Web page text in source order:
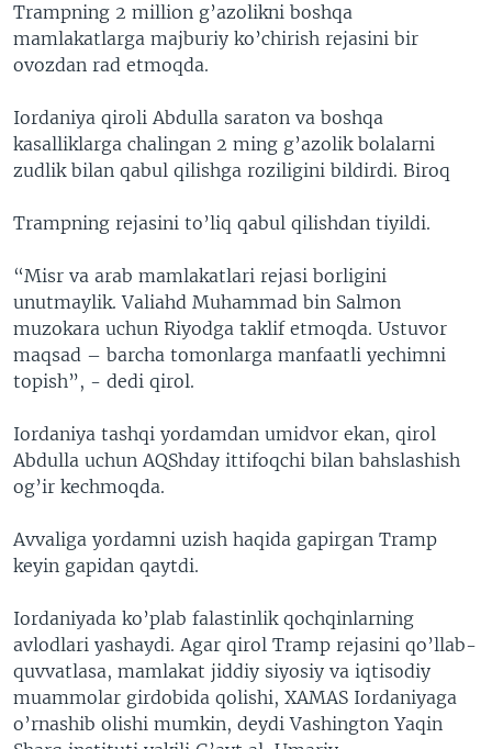
Trampning 2 million g’azolikni boshqa
mamlakatlarga majburiy ko’chirish rejasini bir
ovozdan rad etmoqda.
Iordaniya qiroli Abdulla saraton va boshqa
kasalliklarga chalingan 2 ming g’azolik bolalarni
zudlik bilan qabul qilishga roziligini bildirdi. Biroq
Trampning rejasini to’liq qabul qilishdan tiyildi.
“Misr va arab mamlakatlari rejasi borligini
unutmaylik. Valiahd Muhammad bin Salmon
muzokara uchun Riyodga taklif etmoqda. Ustuvor
maqsad – barcha tomonlarga manfaatli yechimni
topish”, - dedi qirol.
Iordaniya tashqi yordamdan umidvor ekan, qirol
Abdulla uchun AQShday ittifoqchi bilan bahslashish
og’ir kechmoqda.
Avvaliga yordamni uzish haqida gapirgan Tramp
keyin gapidan qaytdi.
Iordaniyada ko’plab falastinlik qochqinlarning
avlodlari yashaydi. Agar qirol Tramp rejasini qo’llab-
quvvatlasa, mamlakat jiddiy siyosiy va iqtisodiy
muammolar girdobida qolishi, XAMAS Iordaniyaga
o’rnashib olishi mumkin, deydi Vashington Yaqin